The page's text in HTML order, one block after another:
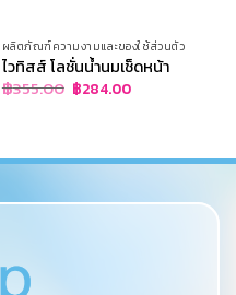
ผลิตภัณฑ์ความงามและของใช้ส่วนตัว
ไวทิสส์ โลชั่นน้ำนมเช็ดหน้า
฿355.00 Original
price
฿284.00Current
price